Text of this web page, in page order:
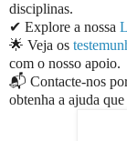
disciplinas.
✔ Explore a nossa
🌟 Veja os
com o nosso apoio.
📬 Contacte-nos
obtenha a ajuda